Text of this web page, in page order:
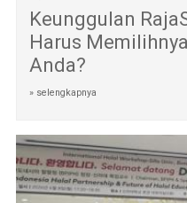
Keunggulan
Harus
Anda?
» selengkapnya